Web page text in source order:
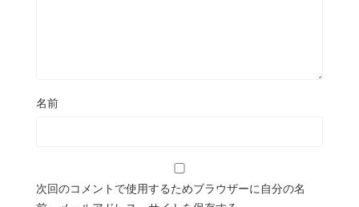
名前
次回のコメントで使用するためブラウザーに自分の名